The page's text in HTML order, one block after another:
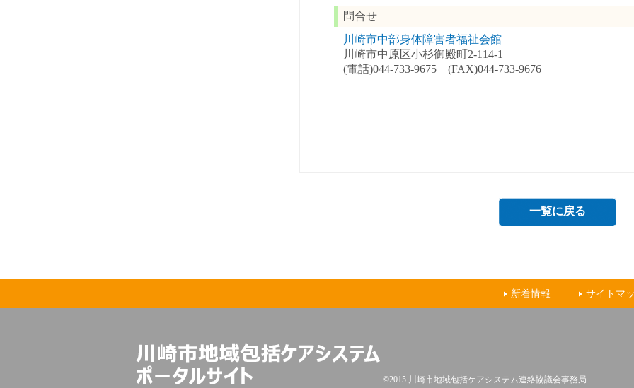
問合せ
川崎市中部身体障害者福祉会館
川崎市中原区小杉御殿町2-114-1
(電話)044-733-9675 (FAX)044-733-9676
一覧に戻る
サイトマ
新着情報
©2015 川崎市地域包括ケアシステム連絡協議会事務局